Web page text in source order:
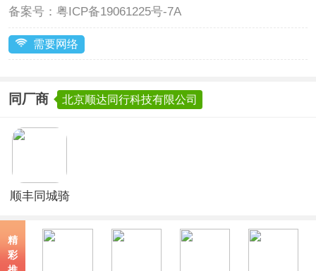
备案号： 粤ICP备19061225号-7A
需要网络
同厂商 北京顺达同行科技有限公司
顺丰同城骑
精
彩